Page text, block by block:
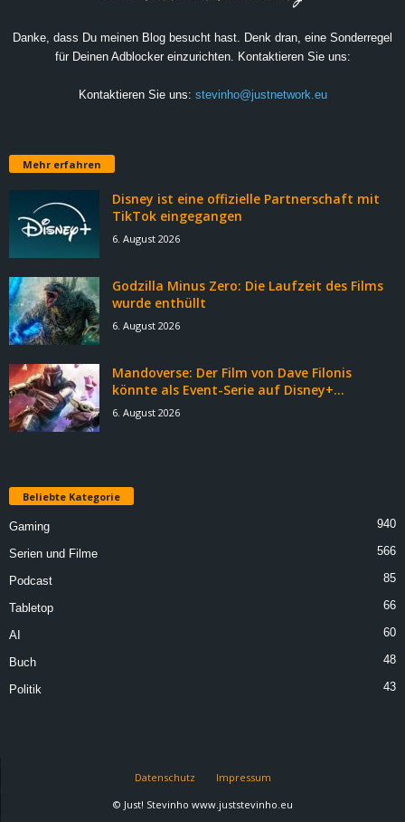
Danke, dass Du meinen Blog besucht hast. Denk dran, eine Sonderregel
für Deinen Adblocker einzurichten. Kontaktieren Sie uns:
Kontaktieren Sie uns: stevinho@justnetwork.eu
Mehr erfahren
Disney ist eine offizielle Partnerschaft mit
TikTok eingegangen
6. August 2026
Godzilla Minus Zero: Die Laufzeit des Films
wurde enthüllt
6. August 2026
Mandoverse: Der Film von Dave Filonis
könnte als Event-Serie auf Disney+...
6. August 2026
Beliebte Kategorie
Gaming 940
Serien und Filme 566
Podcast 85
Tabletop 66
AI 60
Buch 48
Politik 43
Datenschutz
Impressum
© Just! Stevinho www.juststevinho.eu